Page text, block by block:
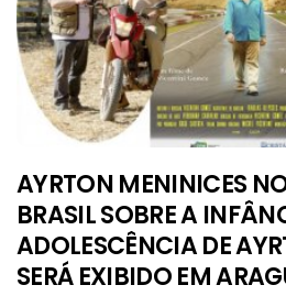
AYRTON MENINICES
BRASIL SOBRE A
ADOLESCÊNCIA DE
SERÁ EXIBIDO EM